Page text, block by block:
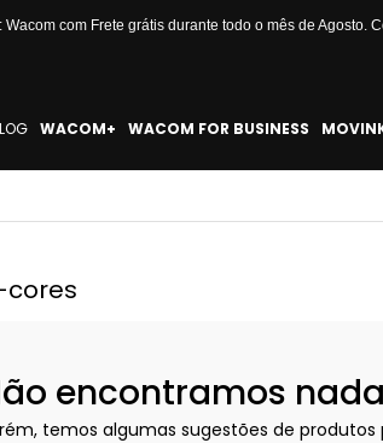
Wacom com Frete grátis durante todo o mês de Agosto.
WACOM+ WACOM FOR BUSINESS
encontramos
temos algumas sugestões de produtos